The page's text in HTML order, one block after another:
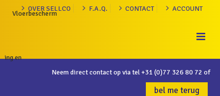
OVER SELLCO F.A.Q. CONTACT ACCOUNT
Neem direct contact op via tel+31 (0)77 326 80 72 of
bel me terug